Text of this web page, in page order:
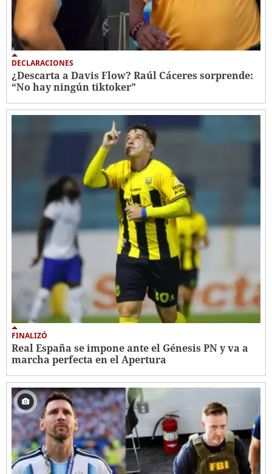
DECLARACIONES
¿Descarta a Davis Flow? Raúl Cáceres sorprende:
“No hay ningún tiktoker”
FINALIZÓ
Real España se impone ante el Génesis PN y va a
marcha perfecta en el Apertura